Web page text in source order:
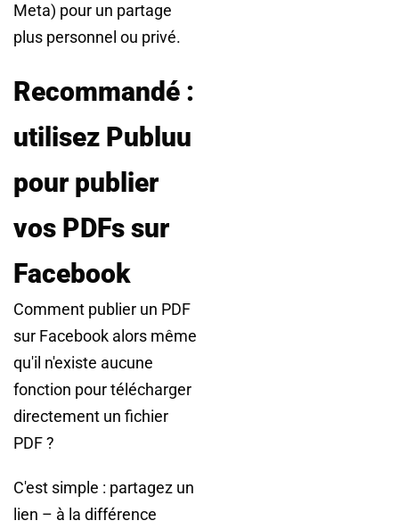
Meta) pour un partage
plus personnel ou privé.
Recommandé :
utilisez Publuu
pour publier
vos PDFs sur
Facebook
Comment publier un PDF
sur Facebook alors même
qu'il n'existe aucune
fonction pour télécharger
directement un fichier
PDF ?
C'est simple : partagez un
lien – à la différence